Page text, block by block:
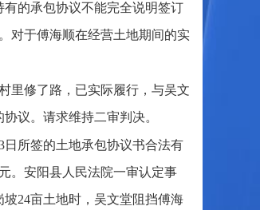
的承包协议不能完全说明签订
对于傅海顺在经营土地期间的实
里修了路，已实际履行，与吴文
议。请求维持二审判决。
所签的土地承包协议书合法有
。安阳县人民法院一审认定事
24亩土地时，吴文堂阻挡傅海